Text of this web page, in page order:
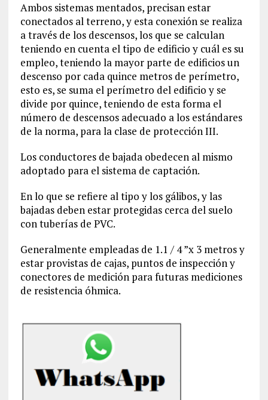
Ambos sistemas mentados, precisan estar
conectados al terreno, y esta conexión se realiza
a través de los descensos, los que se calculan
teniendo en cuenta el tipo de edificio y cuál es su
empleo, teniendo la mayor parte de edificios un
descenso por cada quince metros de perímetro,
esto es, se suma el perímetro del edificio y se
divide por quince, teniendo de esta forma el
número de descensos adecuado a los estándares
de la norma, para la clase de protección III.
Los conductores de bajada obedecen al mismo
adoptado para el sistema de captación.
En lo que se refiere al tipo y los gálibos, y las
bajadas deben estar protegidas cerca del suelo
con tuberías de PVC.
Generalmente empleadas de 1.1 / 4 ”x 3 metros y
estar provistas de cajas, puntos de inspección y
conectores de medición para futuras mediciones
de resistencia óhmica.